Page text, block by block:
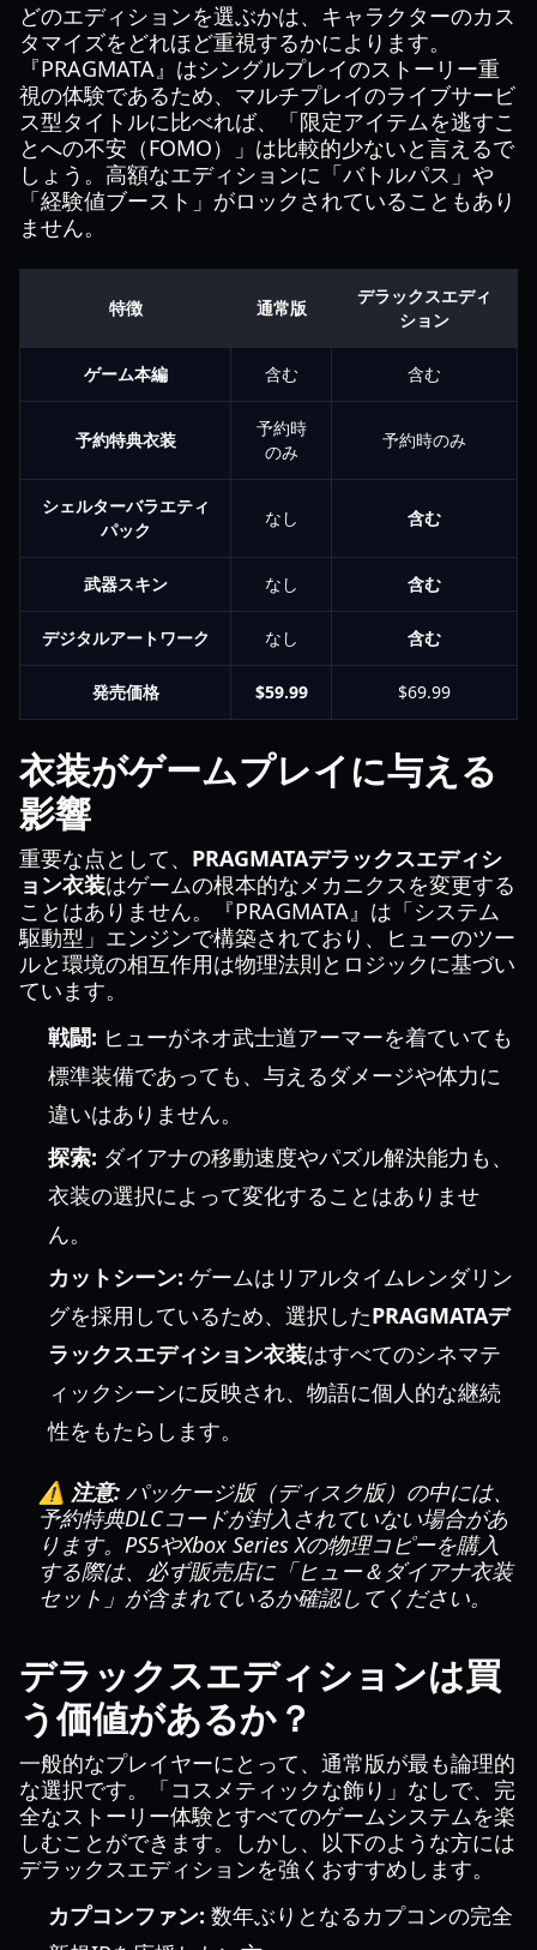
どのエディションを選ぶかは、キャラクターのカス
タマイズをどれほど重視するかによります。
『PRAGMATA』はシングルプレイのストーリー重
視の体験であるため、マルチプレイのライブサービ
ス型タイトルに比べれば、「限定アイテムを逃すこ
とへの不安（FOMO）」は比較的少ないと言えるで
しょう。高額なエディションに「バトルパス」や
「経験値ブースト」がロックされていることもあり
ません。
特徴 通常版
デラックスエディ
ション
ゲーム本編 含む 含む
予約特典衣装
予約時
のみ
予約時のみ
シェルターバラエティ
パック
なし 含む
武器スキン なし 含む
デジタルアートワーク なし 含む
発売価格 $59.99 $69.99
衣装がゲームプレイに与える
影響
重要な点として、 PRAGMATAデラックスエディシ
ョン衣装はゲームの根本的なメカニクスを変更する
ことはありません。『PRAGMATA』は「システム
駆動型」エンジンで構築されており、ヒューのツー
ルと環境の相互作用は物理法則とロジックに基づい
ています。
戦闘: ヒューがネオ武士道アーマーを着ていても
標準装備であっても、与えるダメージや体力に
違いはありません。
探索: ダイアナの移動速度やパズル解決能力も、
衣装の選択によって変化することはありませ
ん。
カットシーン: ゲームはリアルタイムレンダリン
グを採用しているため、選択したPRAGMATAデ
ラックスエディション衣装はすべてのシネマテ
ィックシーンに反映され、物語に個人的な継続
性をもたらします。
⚠️ 注意: パッケージ版（ディスク版）の中には、
予約特典DLCコードが封入されていない場合があ
ります。PS5やXbox Series Xの物理コピーを購入
する際は、必ず販売店に「ヒュー＆ダイアナ衣装
セット」が含まれているか確認してください。
デラックスエディションは買
う価値があるか？
一般的なプレイヤーにとって、通常版が最も論理的
な選択です。「コスメティックな飾り」なしで、完
全なストーリー体験とすべてのゲームシステムを楽
しむことができます。しかし、以下のような方には
デラックスエディションを強くおすすめします。
カプコンファン: 数年ぶりとなるカプコンの完全